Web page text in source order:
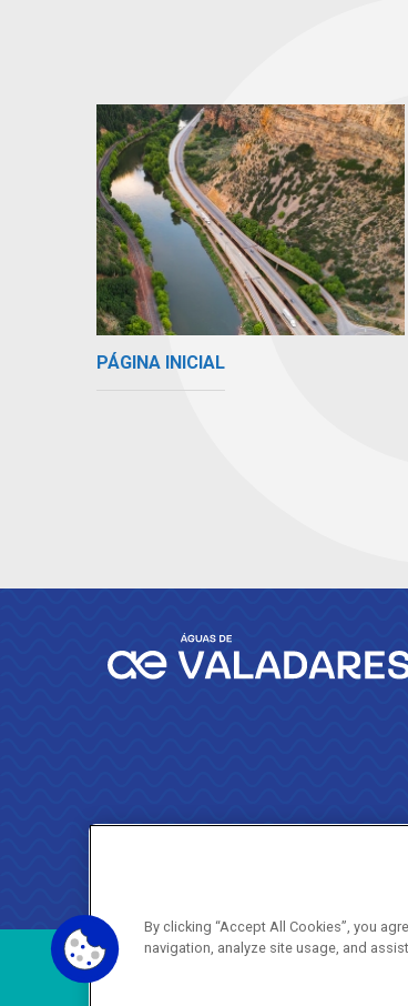
PÁGINA INICIAL
By clicking “Accept All Cookies”, you
navigation, analyze site usage, and